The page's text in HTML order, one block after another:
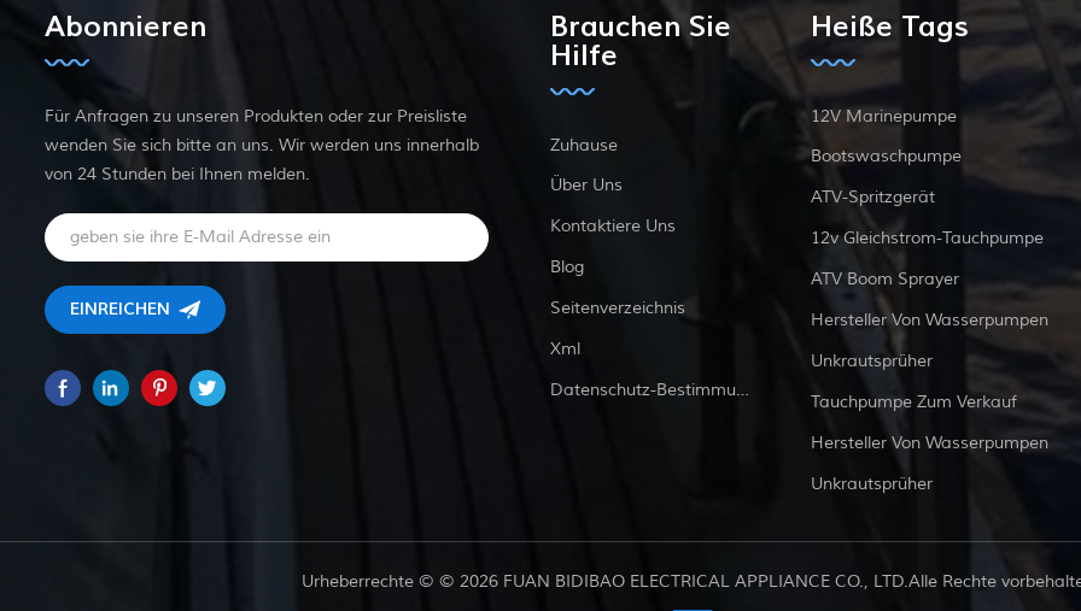
Abonnieren
Für Anfragen zu unseren Produkten oder zur Preisliste
wenden Sie sich bitte an uns. Wir werden uns innerhalb
von 24 Stunden bei Ihnen melden.
Brauchen Sie
Hilfe
Zuhause
Über Uns
Kontaktiere Uns
Blog
Seitenverzeichnis
Xml
Datenschutz-Bestimmungen
Heiße Tags
12V Marinepumpe
Bootswaschpumpe
ATV-Spritzgerät
12v Gleichstrom-Tauchpumpe
ATV Boom Sprayer
Hersteller Von Wasserpumpen
Unkrautsprüher
Tauchpumpe Zum Verkauf
Hersteller Von Wasserpumpen
Unkrautsprüher
Urheberrechte © © 2026 FUAN BIDIBAO ELECTRICAL APPLIANCE CO., LTD.Alle Rechte